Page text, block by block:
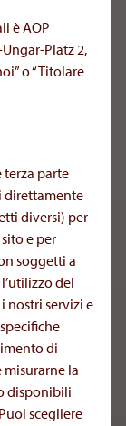
alla
con
e
e
è AOP
Platz 2,
o “Titolare
parte
direttamente
diversi) per
e per
soggetti a
del
nostri servizi e
di
la
disponibili
scegliere